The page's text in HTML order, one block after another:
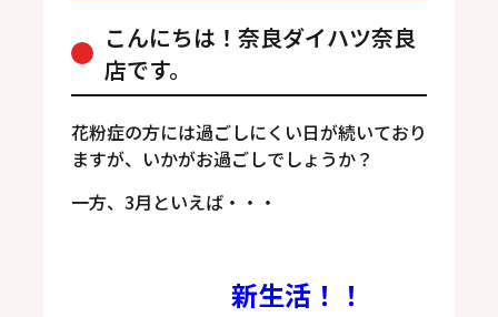
こんにちは！奈良ダイハツ奈良
店です。
花粉症の方には過ごしにくい日が続いており
ますが、いかがお過ごしでしょうか？
一方、3月といえば・・・
新生活！！